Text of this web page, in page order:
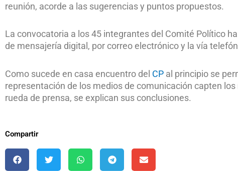
reunión, acorde a las sugerencias y puntos propuestos.
La convocatoria a los 45 integrantes del Comité Político
de mensajería digital, por correo electrónico y la vía
Como sucede en casa encuentro del CP al principio se
representación de los medios de comunicación capten
rueda de prensa, se explican sus conclusiones.
Compartir